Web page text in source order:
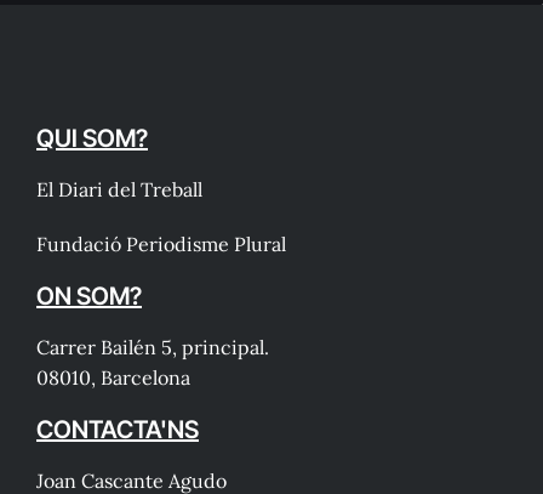
QUI SOM?
El Diari del Treball
Fundació Periodisme Plural
ON SOM?
Carrer Bailén 5, principal.
08010, Barcelona
CONTACTA'NS
Joan Cascante Agudo